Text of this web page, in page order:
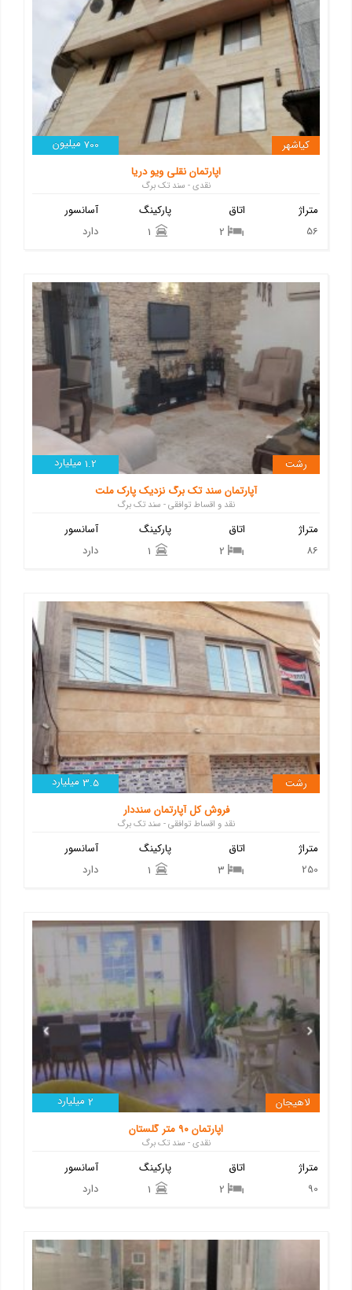
700 میلیون
کیاشهر
اپارتمان نقلی ویو دریا
نقدی - سند تک برگ
آسانسور
دارد
پارکینگ
اتاق
متراژ
56
1.2 میلیارد
رشت
آپارتمان سند تک برگ نزدیک پارک ملت
نقد و اقساط توافقی - سند تک برگ
آسانسور
دارد
پارکینگ
اتاق
متراژ
86
3.5 میلیارد
رشت
فروش کل آپارتمان سنددار
نقد و اقساط توافقی - سند تک برگ
آسانسور
دارد
پارکینگ
اتاق
متراژ
250
2 میلیارد
لاهیجان
اپارتمان ۹۰ متر گلستان
نقدی - سند تک برگ
آسانسور
دارد
پارکینگ
اتاق
متراژ
90